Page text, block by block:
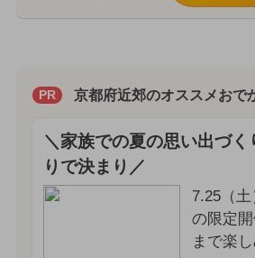
PR 京都府近郊のオススメおで
＼家族での夏の思い出づく
りで決まり／
7.25（土
の限定
まで楽